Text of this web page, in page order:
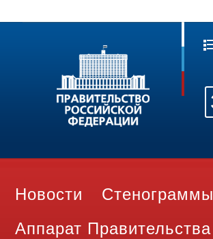
Новости Стенограммы
Аппарат Правительства